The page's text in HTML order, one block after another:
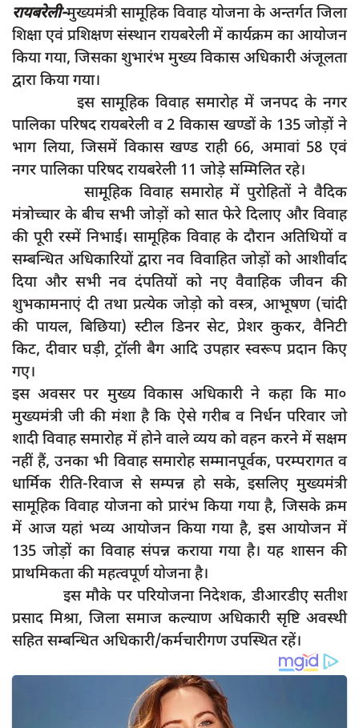
editors-pick
other
Login
रायबरेली-मुख्यमंत्री सामूहिक विवाह योजना के अन्तर्गत जिला
शिक्षा एवं प्रशिक्षण संस्थान रायबरेली में कार्यक्रम का आयोजन
किया गया, जिसका शुभारंभ मुख्य विकास अधिकारी अंजूलता
द्वारा किया गया।
इस सामूहिक विवाह समारोह में जनपद के नगर
पालिका परिषद रायबरेली व 2 विकास खण्डों के 135 जोड़ों ने
भाग लिया, जिसमें विकास खण्ड राही 66, अमावां 58 एवं
नगर पालिका परिषद रायबरेली 11 जोड़े सम्मिलित रहे।
सामूहिक विवाह समारोह में पुरोहितों ने वैदिक
मंत्रोच्चार के बीच सभी जोड़ों को सात फेरे दिलाए और विवाह
की पूरी रस्में निभाई। सामूहिक विवाह के दौरान अतिथियों व
सम्बन्धित अधिकारियों द्वारा नव विवाहित जोड़ों को आशीर्वाद
दिया और सभी नव दंपतियों को नए वैवाहिक जीवन की
शुभकामनाएं दी तथा प्रत्येक जोड़ो को वस्त्र, आभूषण (चांदी
की पायल, बिछिया) स्टील डिनर सेट, प्रेशर कुकर, वैनिटी
किट, दीवार घड़ी, ट्रॉली बैग आदि उपहार स्वरूप प्रदान किए
गए।
इस अवसर पर मुख्य विकास अधिकारी ने कहा कि मा०
मुख्यमंत्री जी की मंशा है कि ऐसे गरीब व निर्धन परिवार जो
शादी विवाह समारोह में होने वाले व्यय को वहन करने में सक्षम
नहीं हैं, उनका भी विवाह समारोह सम्मानपूर्वक, परम्परागत व
धार्मिक रीति-रिवाज से सम्पन्न हो सके, इसलिए मुख्यमंत्री
सामूहिक विवाह योजना को प्रारंभ किया गया है, जिसके क्रम
में आज यहां भव्य आयोजन किया गया है, इस आयोजन में
135 जोड़ों का विवाह संपन्न कराया गया है। यह शासन की
प्राथमिकता की महत्वपूर्ण योजना है।
इस मौके पर परियोजना निदेशक, डीआरडीए सतीश
प्रसाद मिश्रा, जिला समाज कल्याण अधिकारी सृष्टि अवस्थी
सहित सम्बन्धित अधिकारी/कर्मचारीगण उपस्थित रहें।